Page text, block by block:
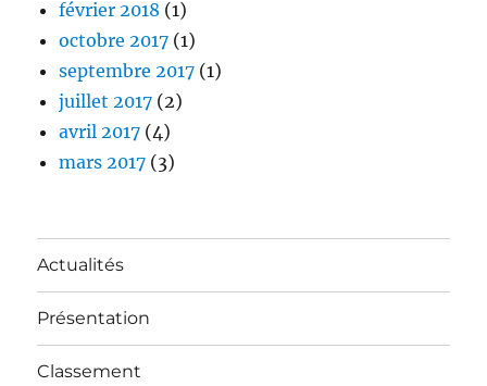
février 2018 (1)
octobre 2017 (1)
septembre 2017 (1)
juillet 2017 (2)
avril 2017 (4)
mars 2017 (3)
Actualités
Présentation
Classement